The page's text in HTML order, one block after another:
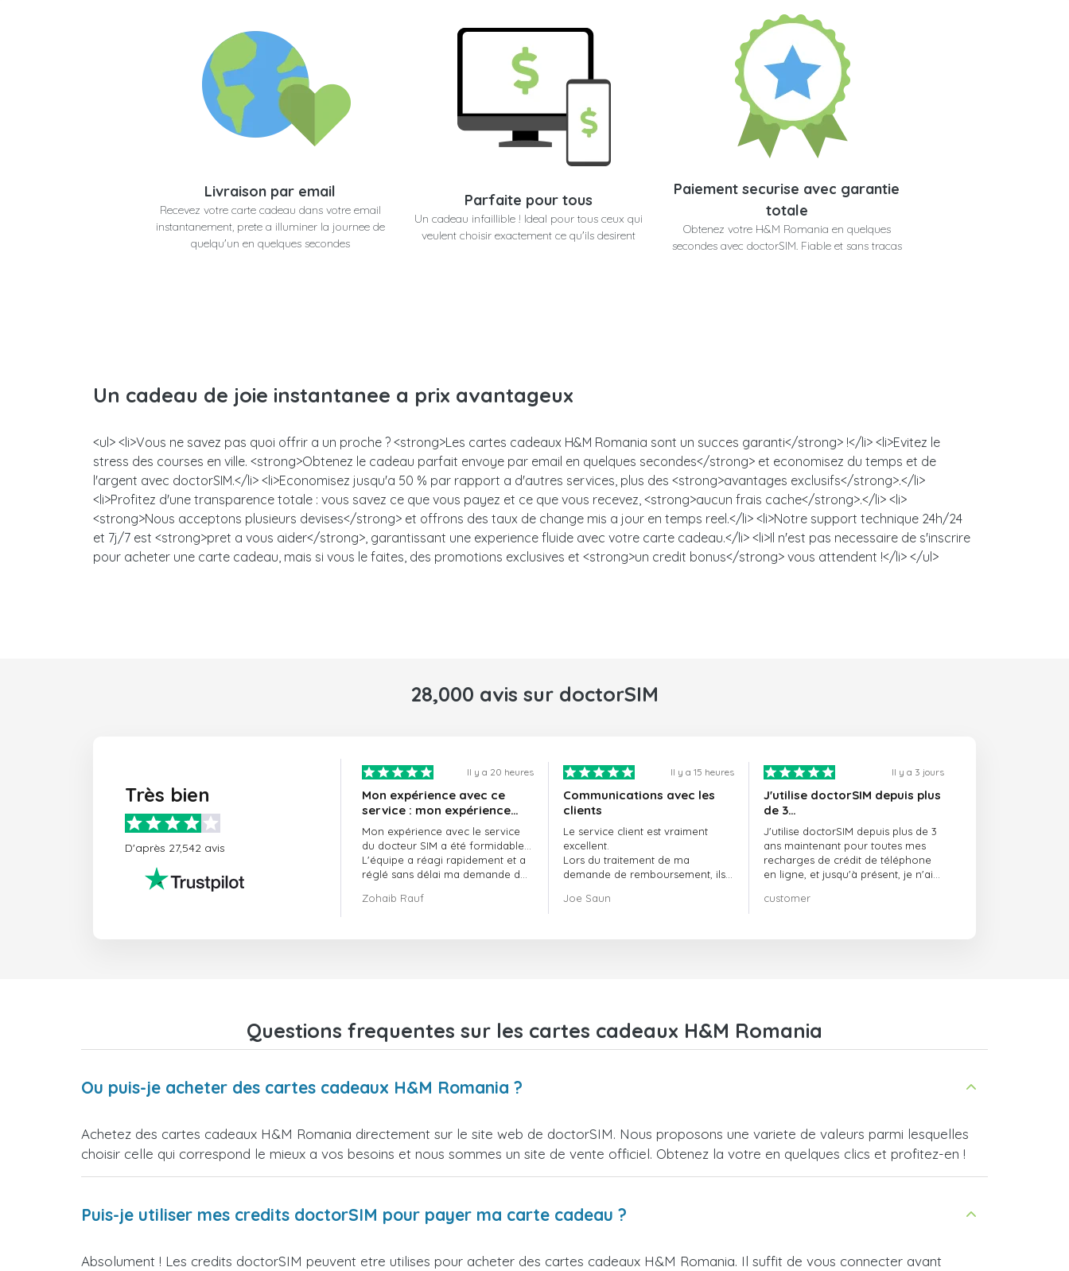
Livraison par email
Recevez votre carte cadeau dans votre email
instantanement, prete a illuminer la journee de
quelqu'un en quelques secondes
Parfaite pour tous
Un cadeau infaillible ! Ideal pour tous ceux qui
veulent choisir exactement ce qu'ils desirent
Paiement securise avec garantie
totale
Obtenez votre H&M Romania en quelques
secondes avec doctorSIM. Fiable et sans tracas
Un cadeau de joie instantanee a prix avantageux
<ul> <li>Vous ne savez pas quoi offrir a un proche ? <strong>Les cartes cadeaux H&M Romania sont un succes garanti</strong> !</li> <li>Evitez le
stress des courses en ville. <strong>Obtenez le cadeau parfait envoye par email en quelques secondes</strong> et economisez du temps et de
l'argent avec doctorSIM.</li> <li>Economisez jusqu'a 50 % par rapport a d'autres services, plus des <strong>avantages exclusifs</strong>.</li>
<li>Profitez d'une transparence totale : vous savez ce que vous payez et ce que vous recevez, <strong>aucun frais cache</strong>.</li> <li>
<strong>Nous acceptons plusieurs devises</strong> et offrons des taux de change mis a jour en temps reel.</li> <li>Notre support technique 24h/24
et 7j/7 est <strong>pret a vous aider</strong>, garantissant une experience fluide avec votre carte cadeau.</li> <li>Il n'est pas necessaire de s'inscrire
pour acheter une carte cadeau, mais si vous le faites, des promotions exclusives et <strong>un credit bonus</strong> vous attendent !</li> </ul>
28,000 avis sur doctorSIM
Très bien
D'après 27,542 avis
Il y a 20 heures
Mon expérience avec ce
service : mon expérience
avec le service de
doctorSIM a été formidable.
Mon expérience avec le service
du docteur SIM a été formidable…
L'équipe a réagi rapidement et a
réglé sans délai ma demande de
Dans l'ensemble, j'ai vraiment
Zohaib Rauf
Il y a 15 heures
Communications avec les
clients
Le service client est vraiment
excellent.
Lors du traitement de ma
demande de remboursement, ils
professionnalisme et de rapidité,
Joe Saun
Il y a 3 jours
J'utilise doctorSIM depuis plus
de 3…
J'utilise doctorSIM depuis plus de 3
ans maintenant pour toutes mes
recharges de crédit de téléphone
en ligne, et jusqu'à présent, je n'ai
vivement !!!
customer
Questions frequentes sur les cartes cadeaux H&M Romania
Ou puis-je acheter des cartes cadeaux H&M Romania ?
Achetez des cartes cadeaux H&M Romania directement sur le site web de doctorSIM. Nous proposons une variete de valeurs parmi lesquelles
choisir celle qui correspond le mieux a vos besoins et nous sommes un site de vente officiel. Obtenez la votre en quelques clics et profitez-en !
Puis-je utiliser mes credits doctorSIM pour payer ma carte cadeau ?
Absolument ! Les credits doctorSIM peuvent etre utilises pour acheter des cartes cadeaux H&M Romania. Il suffit de vous connecter avant